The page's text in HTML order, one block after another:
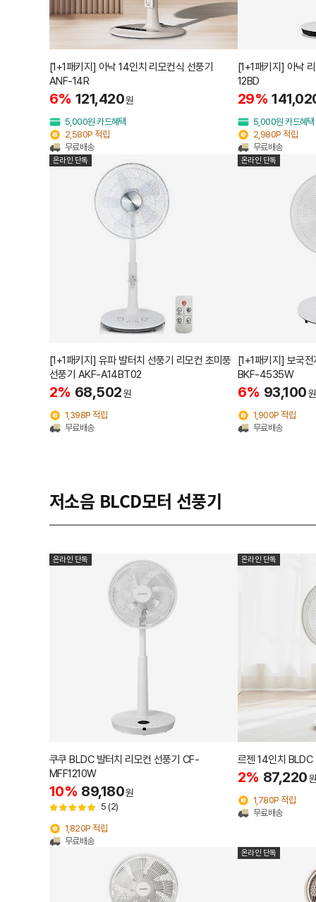
[1+1패키지] 아낙 14인치 리모컨식 선풍기
ANF-14R
6% 121,420원
5,000원 카드혜택
2,580P 적립
무료배송
[1+1패키지] 아낙
12BD
29%
5,000원 카드혜택
2,980P 적립
무료배송
온라인 단독
[1+1패키지] 유파 발터치 선풍기 리모컨 초미풍
선풍기 AKF-A14BT02
2% 68,502원
1,398P 적립
무료배송
온라인 단독
[1+1패키지] 보국
BKF-4535W
6% 93,100원
1,900P 적립
무료배송
저소음 BLCD모터 선풍기
온라인 단독
쿠쿠 BLDC 발터치 리모컨 선풍기 CF-
MFF1210W
10% 89,180원
5 (2)
1,820P 적립
무료배송
온라인 단독
르젠 14인치
2% 87,220원
1,780P 적립
무료배송
온라인 단독